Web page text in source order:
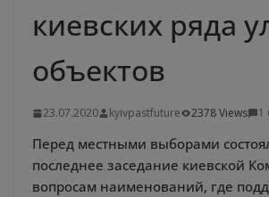
киевских ряда
объектов
23.07.2020 kyivpastfuture 2378 Views 1
Перед местными выборами
последнее заседание киевской
вопросам наименований, где